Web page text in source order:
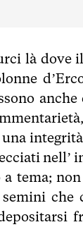
là dove
nell’
tema;
che